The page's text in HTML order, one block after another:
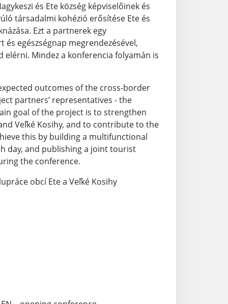
és Ete község képviselőinek és
társadalmi kohézió erősítése Ete és
Ezt a partnerek egy
egészségnap megrendezésével,
Mindez a konferencia folyamán is
outcomes of the cross-border
partners’ representatives - the
goal of the project is to strengthen
Veľké Kosihy, and to contribute to the
this by building a multifunctional
day, and publishing a joint tourist
the conference.
obcí Ete a Veľké Kosihy